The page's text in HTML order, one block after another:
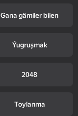
Gana gämiler bilen
Ýugruşmak
2048
Toylanma